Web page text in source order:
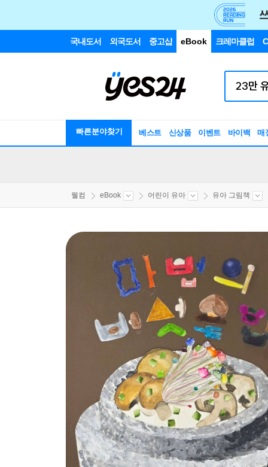
국내도서 외국도서 중고샵 eBook 크레마클럽
빠른분야찾기 베스트 신상품 이벤트 바이백 매
웰컴 eBook 어린이 유아 유아 그림책